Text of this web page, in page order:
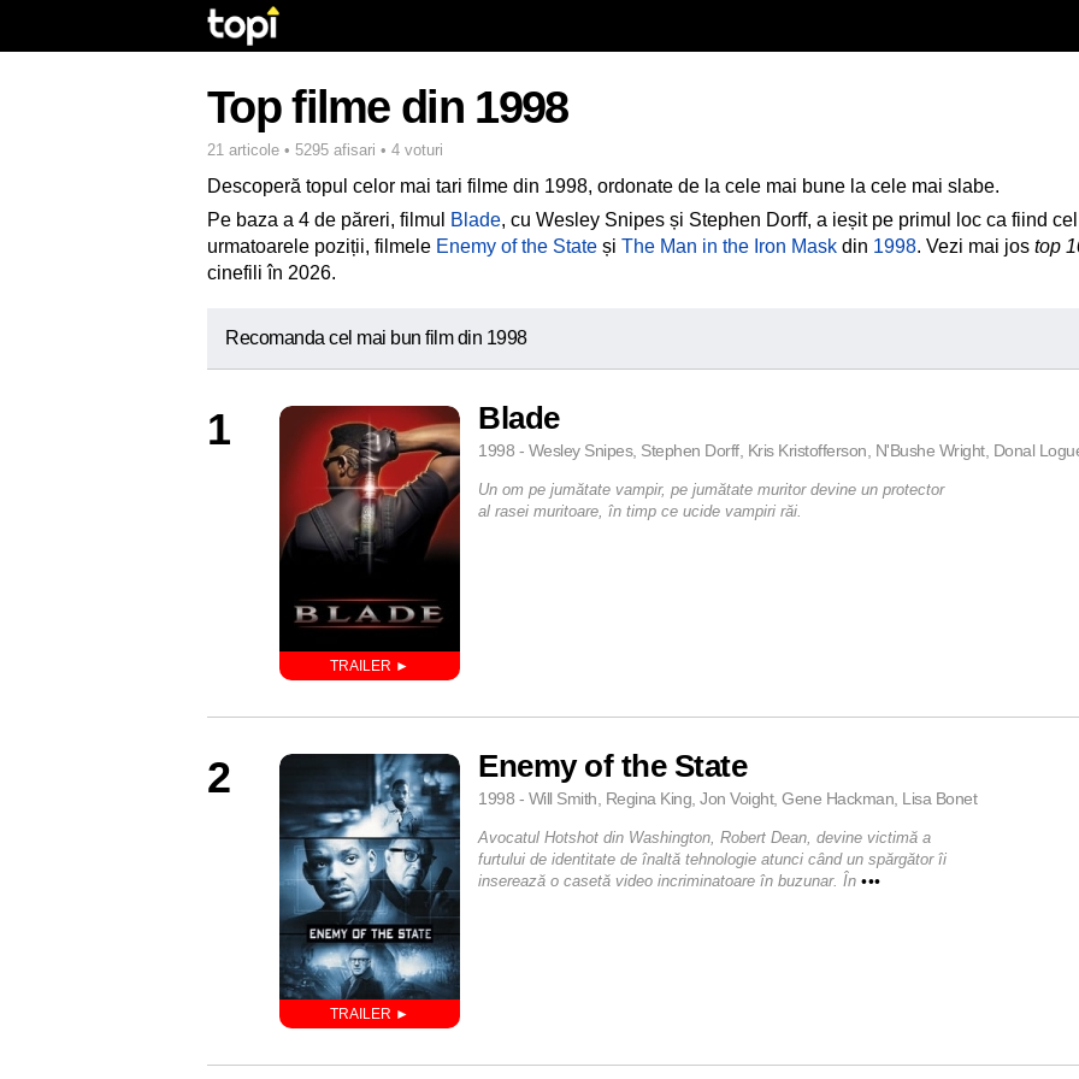
Top filme din 1998
21 articole • 5295 afisari • 4 voturi
Descoperă topul celor mai tari filme din 1998, ordonate de la cele mai bune la cele mai slabe.
Pe baza a 4 de păreri, filmul
Blade, cu Wesley Snipes și Stephen Dorff, a ieșit pe primul loc ca fiind
urmatoarele poziții, filmele Enemy of the State și The Man in the Iron Mask din 1998. Vezi mai jos top
cinefili în 2026.
Recomanda cel mai bun film din 1998
1 Blade
1998 - Wesley Snipes, Stephen Dorff, Kris Kristofferson, N'Bushe Wright, Donal
Un om pe jumătate vampir, pe jumătate muritor devine un protector
al rasei muritoare, în timp ce ucide vampiri răi.
2 Enemy of the State
1998 - Will Smith, Regina King, Jon Voight, Gene Hackman, Lisa Bonet
Avocatul Hotshot din Washington, Robert Dean, devine victimă a
furtului de identitate de înaltă tehnologie atunci când un spărgător îi
inserează o casetă video incriminatoare în buzunar. În •••